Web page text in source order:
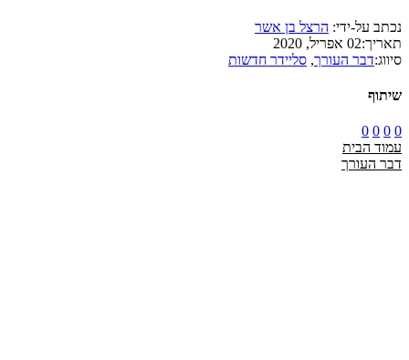
נכתב על-ידי: הרצל בן אשר
תאריך:02 אפריל, 2020
סיווג:דבר העורך, סליידר חדשות
שיתוף
0
0
0
0
עמוד הבית
דבר העורך